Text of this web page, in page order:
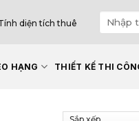
diện tích thuê
HẠNG THIẾT KẾ THI